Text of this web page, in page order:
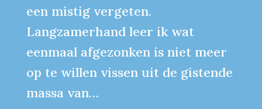
een mistig vergeten.
Langzamerhand leer ik wat
eenmaal afgezonken is niet meer
op te willen vissen uit de gistende
massa van…